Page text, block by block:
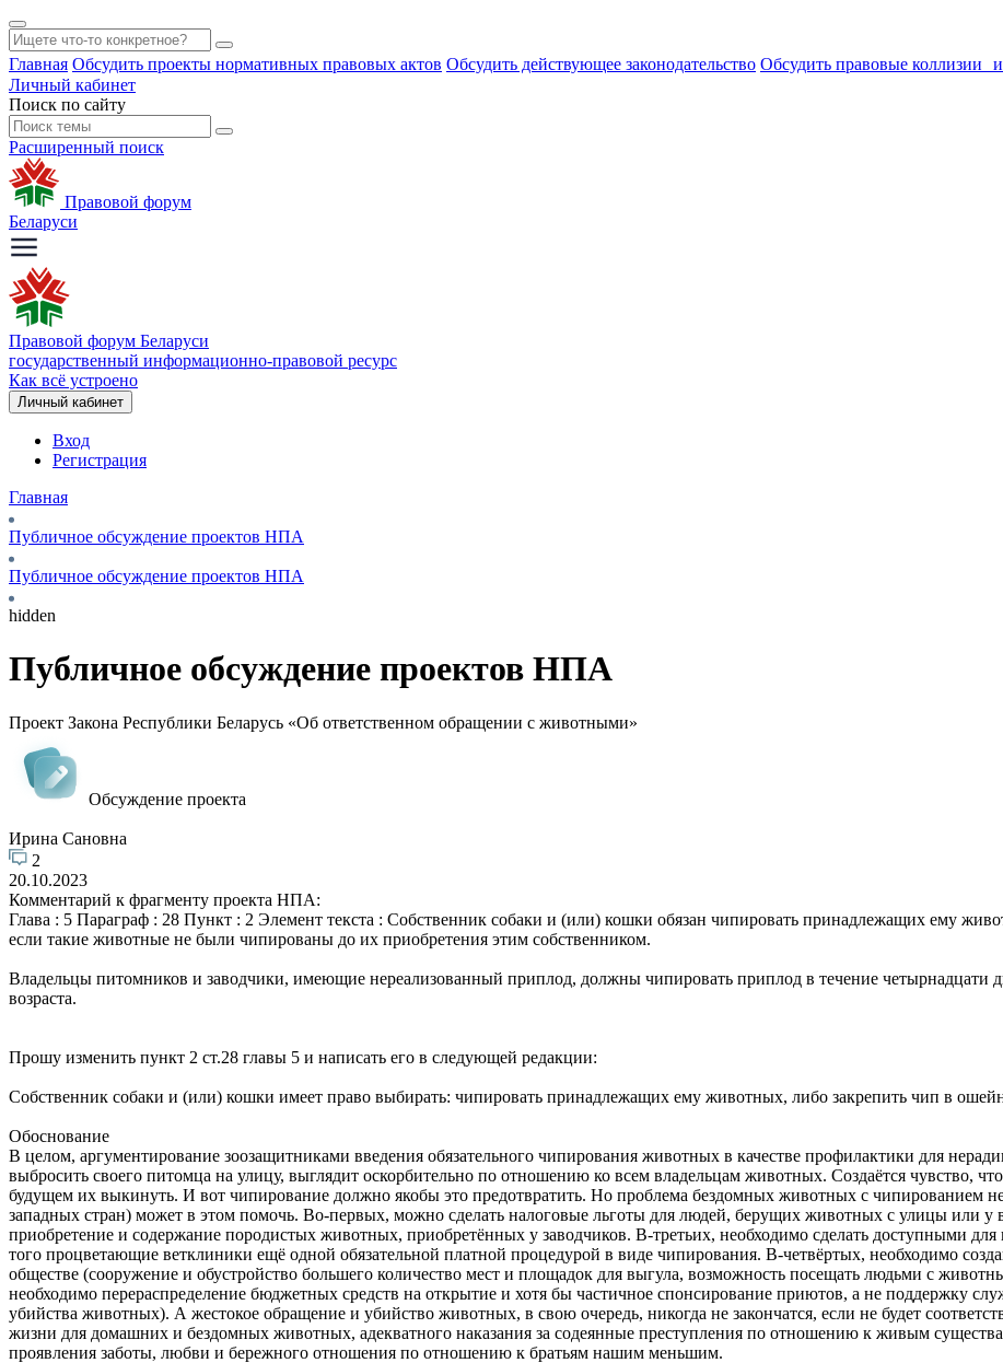
Главная Обсудить проекты нормативных правовых актов Обсудить действующее законодательство Обсудить правовые коллизии
Личный кабинет
Поиск по сайту
Расширенный поиск
Правовой форум
Беларуси
Правовой форум Беларуси
государственный информационно-правовой ресурс
Как всё устроено
Личный кабинет
Вход
Регистрация
Главная
Публичное обсуждение проектов НПА
Публичное обсуждение проектов НПА
hidden
Публичное обсуждение проектов НПА
Проект Закона Республики Беларусь «Об ответственном обращении с животными»
Обсуждение проекта
Ирина Сановна
2
20.10.2023
Комментарий к фрагменту проекта НПА:
Глава : 5 Параграф : 28 Пункт : 2 Элемент текста : Собственник собаки и (или) кошки обязан чипировать принадлежащих ему
если такие животные не были чипированы до их приобретения этим собственником.
Владельцы питомников и заводчики, имеющие нереализованный приплод, должны чипировать приплод в течение четырнадцати
возраста.
Прошу изменить пункт 2 ст.28 главы 5 и написать его в следующей редакции:
Собственник собаки и (или) кошки имеет право выбирать: чипировать принадлежащих ему животных, либо закрепить чип в
Обоснование
В целом, аргументирование зоозащитниками введения обязательного чипирования животных в качестве профилактики для
выбросить своего питомца на улицу, выглядит оскорбительно по отношению ко всем владельцам животных. Создаётся чувство,
будущем их выкинуть. И вот чипирование должно якобы это предотвратить. Но проблема бездомных животных с чипированием
западных стран) может в этом помочь. Во-первых, можно сделать налоговые льготы для людей, берущих животных с улицы или у
приобретение и содержание породистых животных, приобретённых у заводчиков. В-третьих, необходимо сделать доступными для
того процветающие ветклиники ещё одной обязательной платной процедурой в виде чипирования. В-четвёртых, необходимо
обществе (сооружение и обустройство большего количество мест и площадок для выгула, возможность посещать людьми с
необходимо перераспределение бюджетных средств на открытие и хотя бы частичное спонсирование приютов, а не поддержку
убийства животных). А жестокое обращение и убийство животных, в свою очередь, никогда не закончатся, если не будет
жизни для домашних и бездомных животных, адекватного наказания за содеянные преступления по отношению к живым
проявления заботы, любви и бережного отношения по отношению к братьям нашим меньшим.